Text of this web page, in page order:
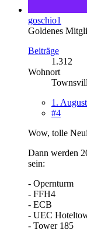
goschio1
Goldenes
Beiträge
1.312
Wohnort
1.
#4
Wow, tolle
Dann werden
sein:
- Opernturm
- FFH4
- ECB
- UEC
- Tower 185